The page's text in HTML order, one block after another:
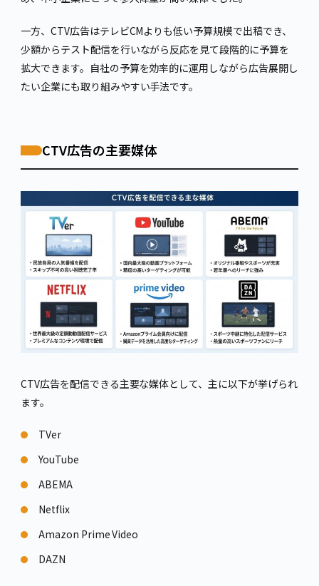
一方、CTV広告はテレビCMよりも低い予算規模で出稿でき、
少額からテスト配信を行いながら反応を見て段階的に予算を
拡大できます。自社の予算を効率的に運用しながら広告展開し
たい企業にも取り組みやすい手法です。
CTV広告の主要媒体
CTV広告を配信できる主要な媒体として、主に以下が挙げられ
ます。
TVer
YouTube
ABEMA
Netflix
Amazon Prime Video
DAZN